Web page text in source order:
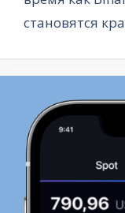
становятся